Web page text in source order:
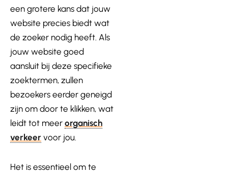
een grotere kans dat jouw
website precies biedt wat
de zoeker nodig heeft. Als
jouw website goed
aansluit bij deze specifieke
zoektermen, zullen
bezoekers eerder geneigd
zijn om door te klikken, wat
leidt tot meer organisch
verkeer voor jou.
Het is essentieel om te